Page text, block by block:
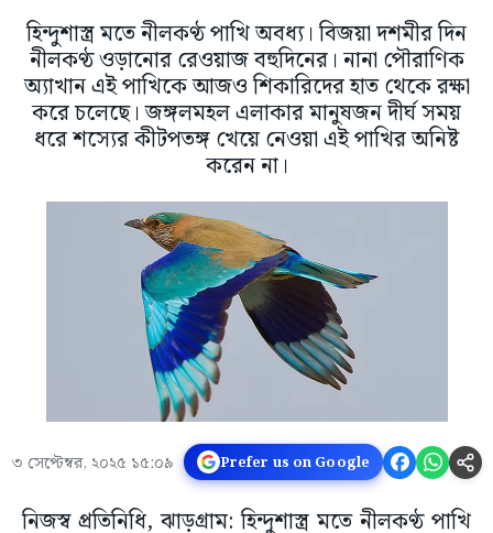
হিন্দুশাস্ত্র মতে নীলকণ্ঠ পাখি অবধ্য। বিজয়া দশমীর দিন
নীলকণ্ঠ ওড়ানোর রেওয়াজ বহুদিনের। নানা পৌরাণিক
অ্যাখান এই পাখিকে আজও শিকারিদের হাত থেকে রক্ষা
করে চলেছে। জঙ্গলমহল এলাকার মানুষজন দীর্ঘ সময়
ধরে শস্যের কীটপতঙ্গ খেয়ে নেওয়া এই পাখির অনিষ্ট
করেন না।
৩ সেপ্টেম্বর, ২০২৫ ১৫:০৯ Prefer us on Google
নিজস্ব প্রতিনিধি, ঝাড়গ্ৰাম: হিন্দুশাস্ত্র মতে নীলকণ্ঠ পাখি